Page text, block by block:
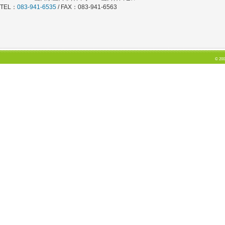
TEL： 083-941-6535 / FAX：083-941-6563
©